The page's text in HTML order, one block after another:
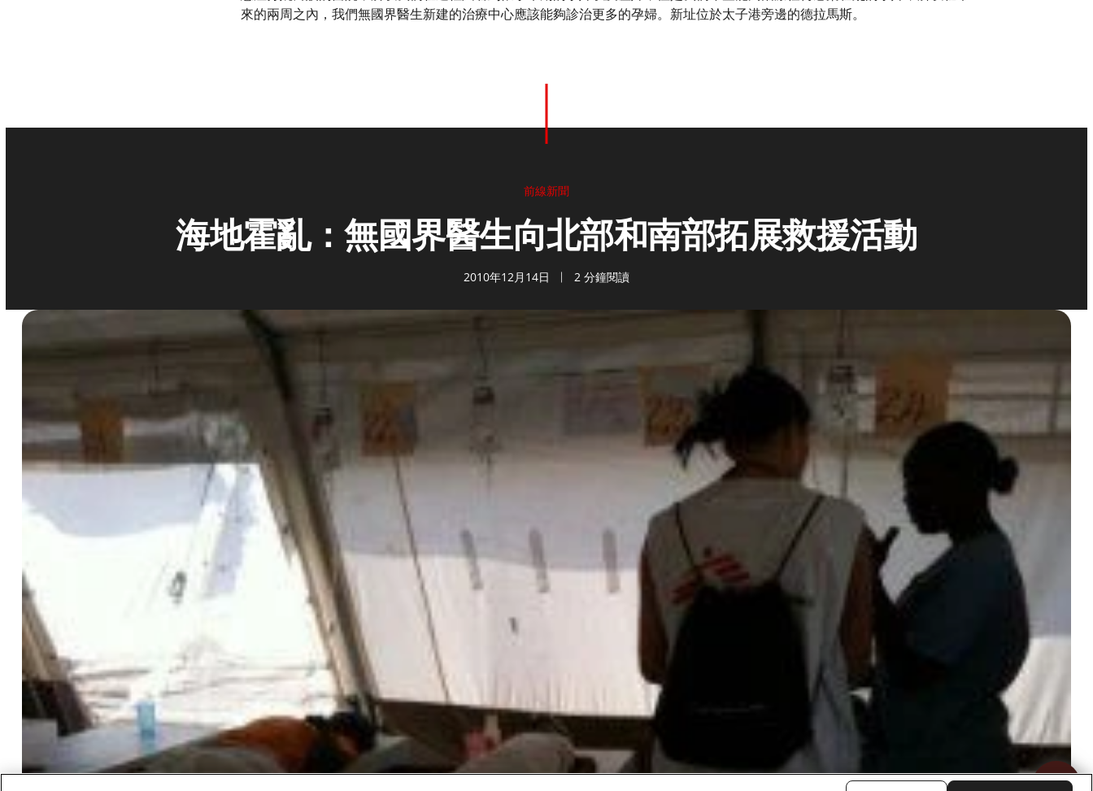
來的兩周之內，我們無國界醫生新建的治療中心應該能夠診治更多的孕婦。新址位於太子港旁邊的德拉馬斯。
前線新聞
海地霍亂：無國界醫生向北部和南部拓展救援活動
2010年12月14日 2 分鐘閱讀